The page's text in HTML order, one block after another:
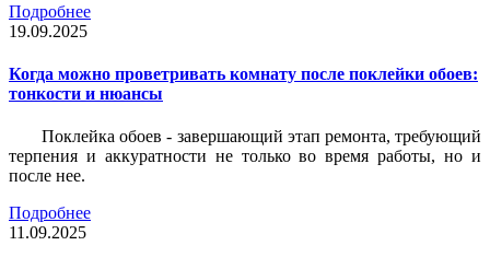
Подробнее
19.09.2025
Когда можно проветривать комнату после поклейки обоев:
тонкости и нюансы
Поклейка обоев - завершающий этап ремонта, требующий
терпения и аккуратности не только во время работы, но и
после нее.
Подробнее
11.09.2025